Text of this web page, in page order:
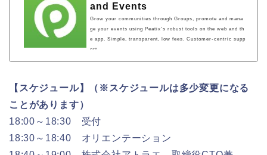
and Events
Grow your communities through Groups, promote and mana
ge your events using Peatix's robust tools on the web and th
e app. Simple, transparent, low fees. Customer-centric supp
ort.
【スケジュール】（※スケジュールは多少変更になる
ことがあります）
18:00～18:30 受付
18:30～18:40 オリエンテーション